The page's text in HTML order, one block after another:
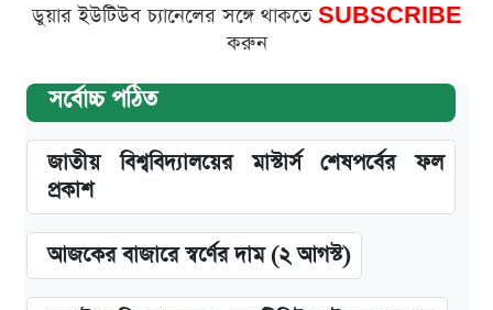
ডুয়ার ইউটিউব চ্যানেলের সঙ্গে থাকতে SUBSCRIBE
করুন
সর্বোচ্চ পঠিত
জাতীয় বিশ্ববিদ্যালয়ের মাস্টার্স শেষপর্বের ফল
প্রকাশ
আজকের বাজারে স্বর্ণের দাম (২ আগস্ট)